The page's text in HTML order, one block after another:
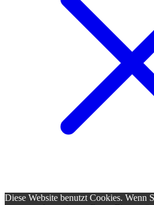
Diese Website benutzt Cookies. Wenn